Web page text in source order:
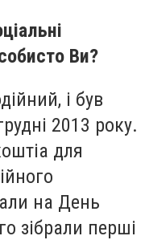
Ви?
і був
2013 року.
для
на День
зібрали перші